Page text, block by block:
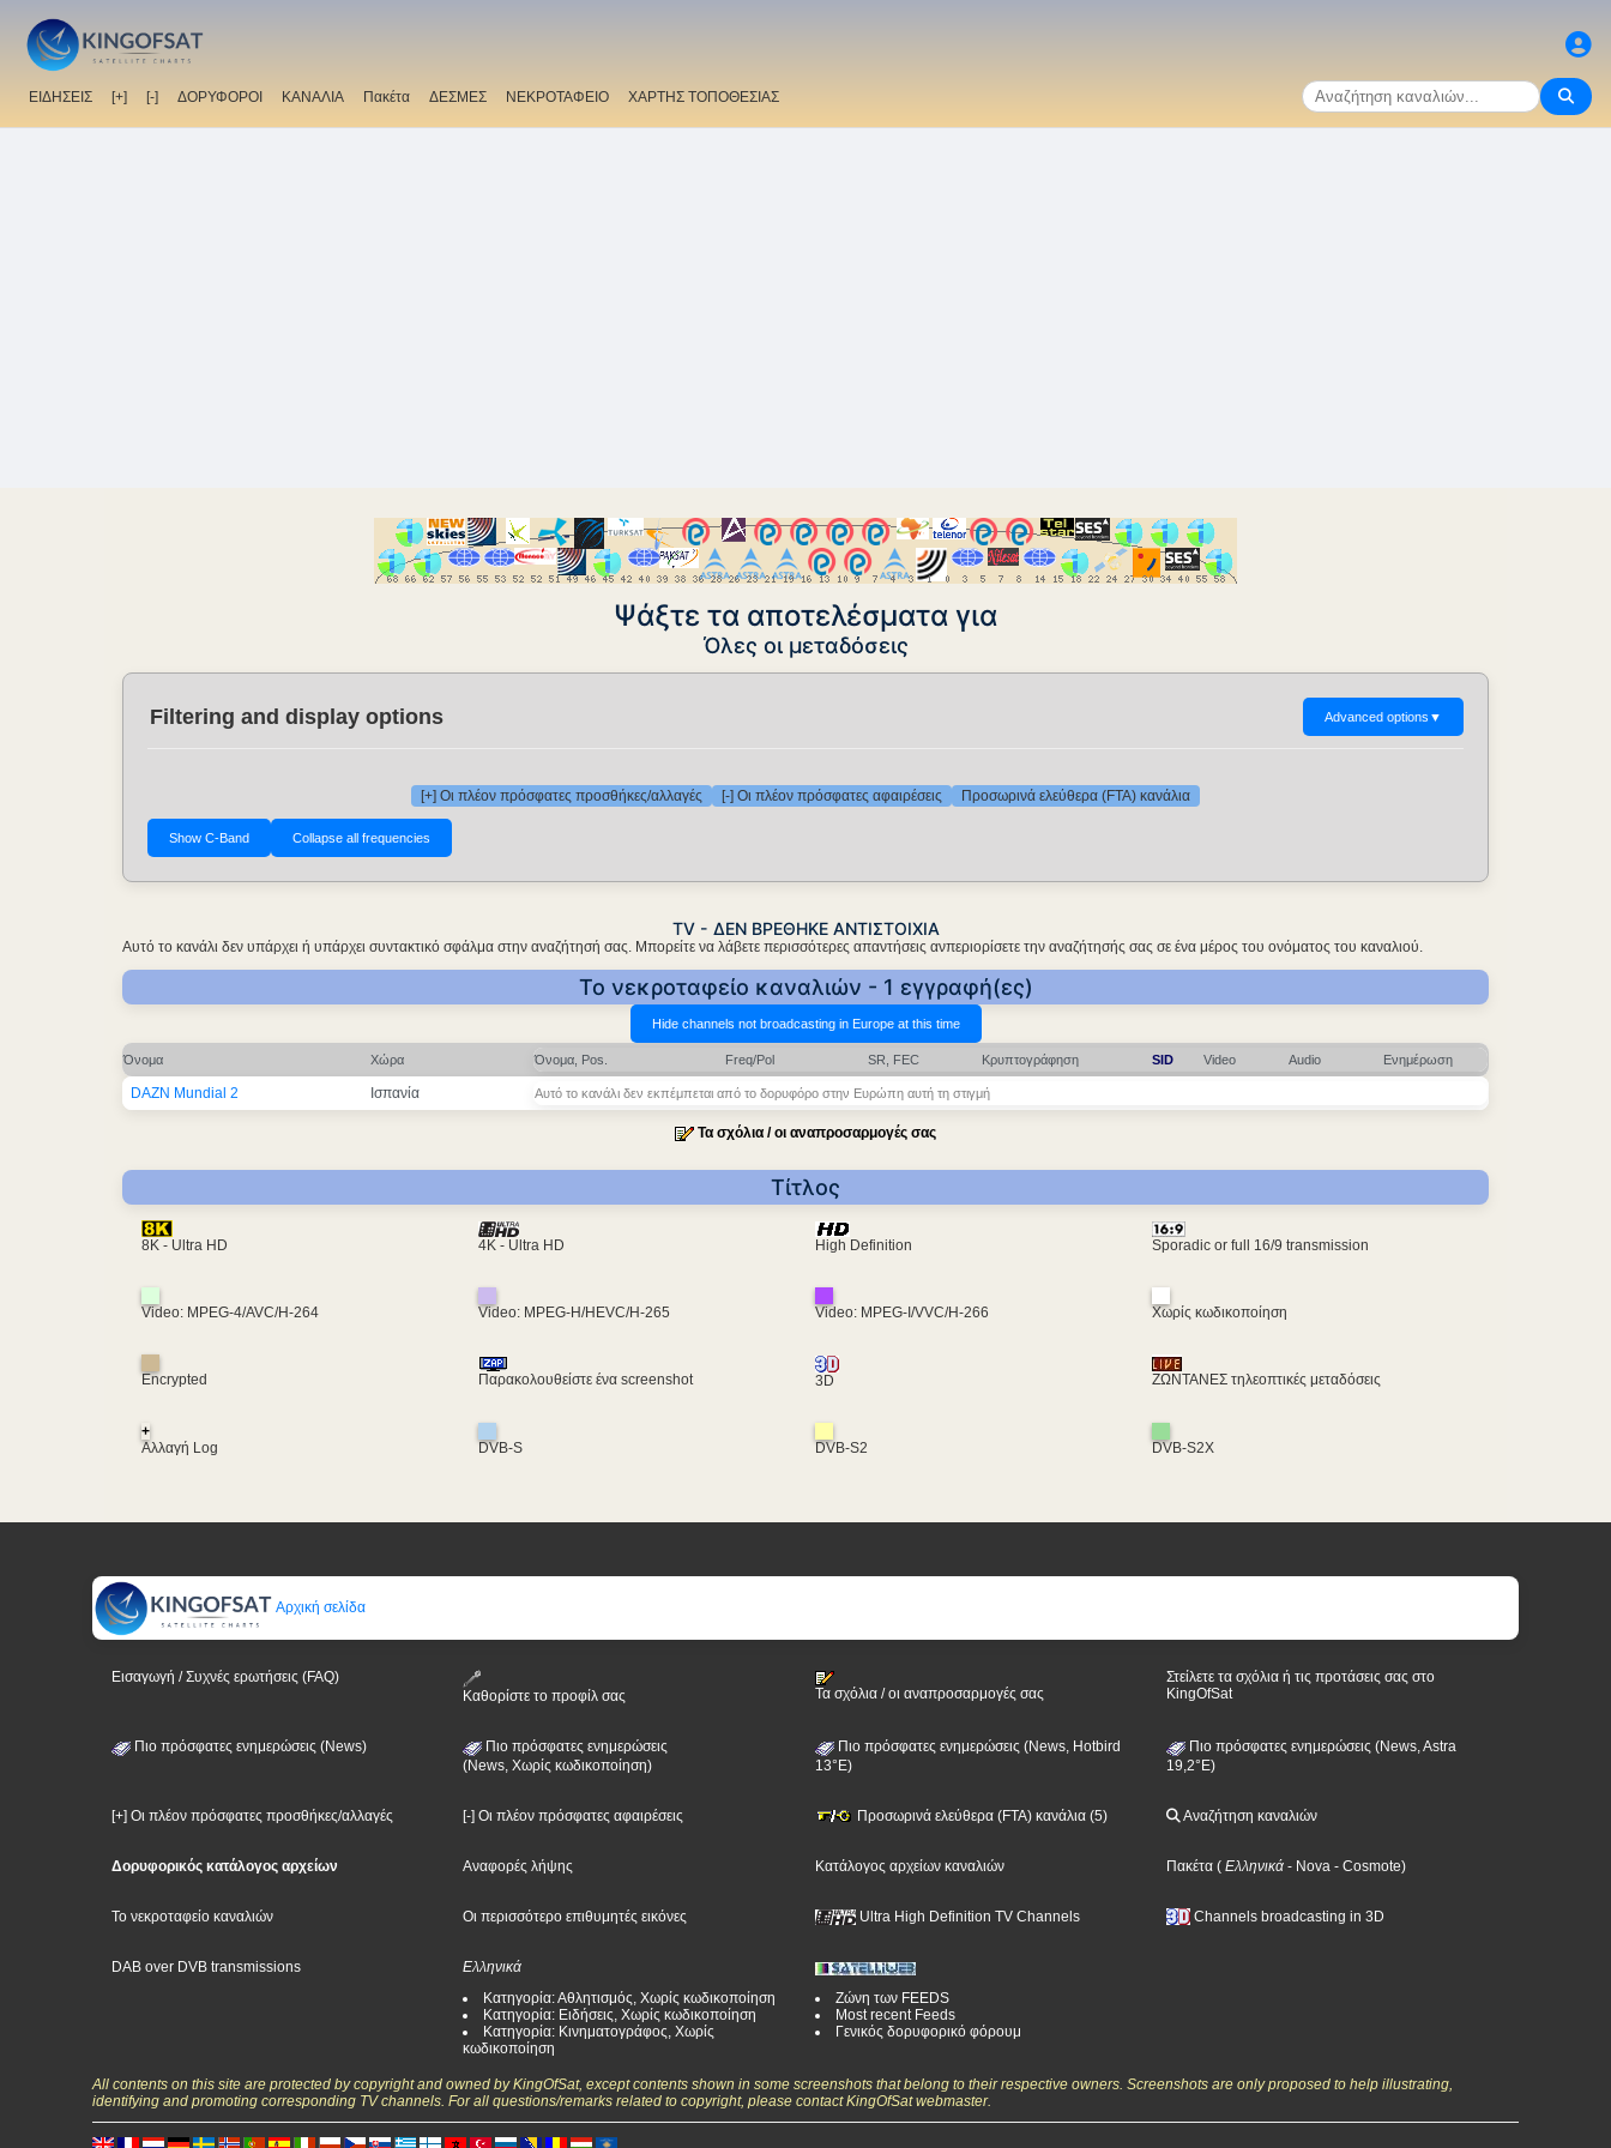
ΕΙΔΗΣΕΙΣ [+] [-] ΔΟΡΥΦΟΡΟΙ ΚΑΝΑΛΙΑ Πακέτα ΔΕΣΜΕΣ ΝΕΚΡΟΤΑΦΕΙΟ ΧΑΡΤΗΣ ΤΟΠΟΘΕΣΙΑΣ
Ψάξτε τα αποτελέσματα για
Όλες οι μεταδόσεις
Filtering and display options Advanced options ▼
[+] Οι πλέον πρόσφατες προσθήκες/αλλαγές [-] Οι πλέον πρόσφατες αφαιρέσεις Προσωρινά ελεύθερα (FTA) κανάλια
TV - ΔΕΝ ΒΡΕΘΗΚΕ ΑΝΤΙΣΤΟΙΧΙΑ
Αυτό το κανάλι δεν υπάρχει ή υπάρχει συντακτικό σφάλμα στην αναζήτησή σας. Μπορείτε να λάβετε περισσότερες απαντήσεις ανπεριορίσετε την αναζήτησής σας σε ένα μέρος του ονόματος του καναλιού.
Το νεκροταφείο καναλιών - 1 εγγραφή(ες)
Όνομα Χώρα Όνομα, Pos. Freq/Pol SR, FEC Κρυπτογράφηση SID Video Audio Ενημέρωση
DAZN Mundial 2 Ισπανία Αυτό το κανάλι δεν εκπέμπεται από το δορυφόρο στην Ευρώπη αυτή τη στιγμή
Τα σχόλια / οι αναπροσαρμογές σας
Τίτλος
8K - Ultra HD 4K - Ultra HD High Definition Sporadic or full 16/9 transmission
Video: MPEG-4/AVC/H-264 Video: MPEG-H/HEVC/H-265 Video: MPEG-I/VVC/H-266 Χωρίς κωδικοποίηση
Encrypted Παρακολουθείστε ένα screenshot 3D ΖΩΝΤΑΝΕΣ τηλεοπτικές μεταδόσεις
+
Αλλαγή Log
DVB-S DVB-S2 DVB-S2X
Αρχική σελίδα
Εισαγωγή / Συχνές ερωτήσεις (FAQ)
Καθορίστε το προφίλ σας
Τα σχόλια / οι αναπροσαρμογές σας
Στείλετε τα σχόλια ή τις προτάσεις σας στο
KingOfSat
Πιο πρόσφατες ενημερώσεις (News)
Πιο πρόσφατες ενημερώσεις
(News, Χωρίς κωδικοποίηση)
Πιο πρόσφατες ενημερώσεις (News, Hotbird
13°E)
Πιο πρόσφατες ενημερώσεις (News, Astra
19,2°E)
[+] Οι πλέον πρόσφατες προσθήκες/αλλαγές [-] Οι πλέον πρόσφατες αφαιρέσεις Προσωρινά ελεύθερα (FTA) κανάλια (5) Αναζήτηση καναλιών
Δορυφορικός κατάλογος αρχείων Αναφορές λήψης Κατάλογος αρχείων καναλιών Πακέτα ( Ελληνικά - Nova - Cosmote)
Το νεκροταφείο καναλιών Οι περισσότερο επιθυμητές εικόνες Ultra High Definition TV Channels Channels broadcasting in 3D
DAB over DVB transmissions
Ελληνικά
Κατηγορία: Αθλητισμός, Χωρίς κωδικοποίηση
Κατηγορία: Ειδήσεις, Χωρίς κωδικοποίηση
Κατηγορία: Κινηματογράφος, Χωρίς
κωδικοποίηση
Ζώνη των FEEDS
Most recent Feeds
Γενικός δορυφορικό φόρουμ
All contents on this site are protected by copyright and owned by KingOfSat, except contents shown in some screenshots that belong to their respective owners. Screenshots are only proposed to help illustrating,
identifying and promoting corresponding TV channels. For all questions/remarks related to copyright, please contact KingOfSat webmaster.